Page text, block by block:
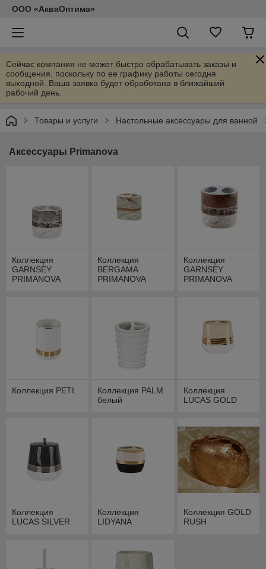
ООО «АкваОптима»
Сейчас компания не может быстро обрабатывать заказы и
сообщения, поскольку по ее графику работы сегодня
выходной. Ваша заявка будет обработана в ближайший
рабочий день.
Товары и услуги Настольные аксессуары для ванной
Аксессуары Primanova
Коллекция
GARNSEY
PRIMANOVA
Коллекция
BERGAMA
PRIMANOVA
Коллекция
GARNSEY
PRIMANOVA
Коллекция PETI
Коллекция PALM
белый
Коллекция
LUCAS GOLD
Коллекция
LUCAS SILVER
Коллекция
LIDYANA
Коллекция GOLD
RUSH